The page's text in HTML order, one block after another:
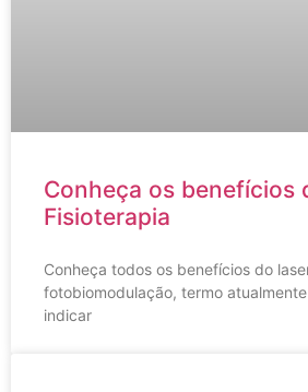
Conheça os benefícios
Fisioterapia
Conheça todos os benefícios do
fotobiomodulação, termo
indicar